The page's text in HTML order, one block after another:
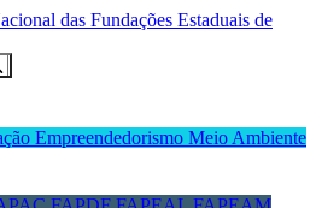
Empreendedorismo Meio Ambiente